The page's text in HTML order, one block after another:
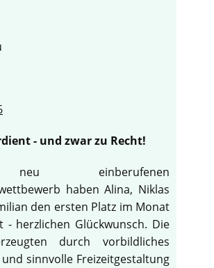
- und zwar zu Recht!
einberufenen
haben Alina, Niklas
den ersten Platz im Monat
- herzlichen Glückwunsch. Die
durch vorbildliches
sinnvolle Freizeitgestaltung